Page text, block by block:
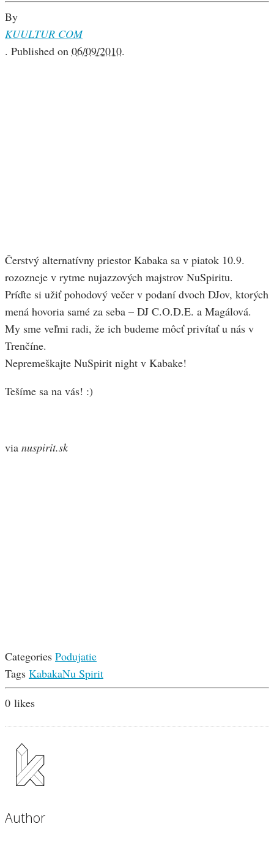
By
KUULTUR COM
. Published on 06/09/2010.
Čerstvý alternatívny priestor Kabaka sa v piatok 10.9.
rozozneje v rytme nujazzových majstrov NuSpiritu.
Príďte si užiť pohodový večer v podaní dvoch DJov, ktorých
mená hovoria samé za seba – DJ C.O.D.E. a Magálová.
My sme veľmi radi, že ich budeme môcť privítať u nás v
Trenčíne.
Nepremeškajte NuSpirit night v Kabake!
Tešíme sa na vás! :)
via nuspirit.sk
Categories Podujatie
Tags KabakaNu Spirit
0 likes
Author